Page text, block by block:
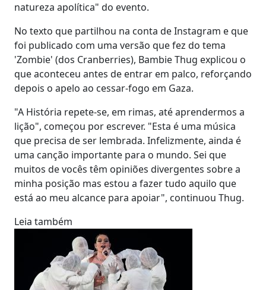
natureza apolítica" do evento.
No texto que partilhou na conta de Instagram e que
foi publicado com uma versão que fez do tema
'Zombie' (dos Cranberries), Bambie Thug explicou o
que aconteceu antes de entrar em palco, reforçando
depois o apelo ao cessar-fogo em Gaza.
"A História repete-se, em rimas, até aprendermos a
lição", começou por escrever. "Esta é uma música
que precisa de ser lembrada. Infelizmente, ainda é
uma canção importante para o mundo. Sei que
muitos de vocês têm opiniões divergentes sobre a
minha posição mas estou a fazer tudo aquilo que
está ao meu alcance para apoiar", continuou Thug.
Leia também